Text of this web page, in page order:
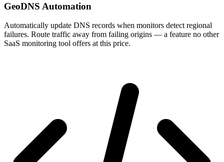
GeoDNS Automation
Automatically update DNS records when monitors detect regional
failures. Route traffic away from failing origins — a feature no other
SaaS monitoring tool offers at this price.